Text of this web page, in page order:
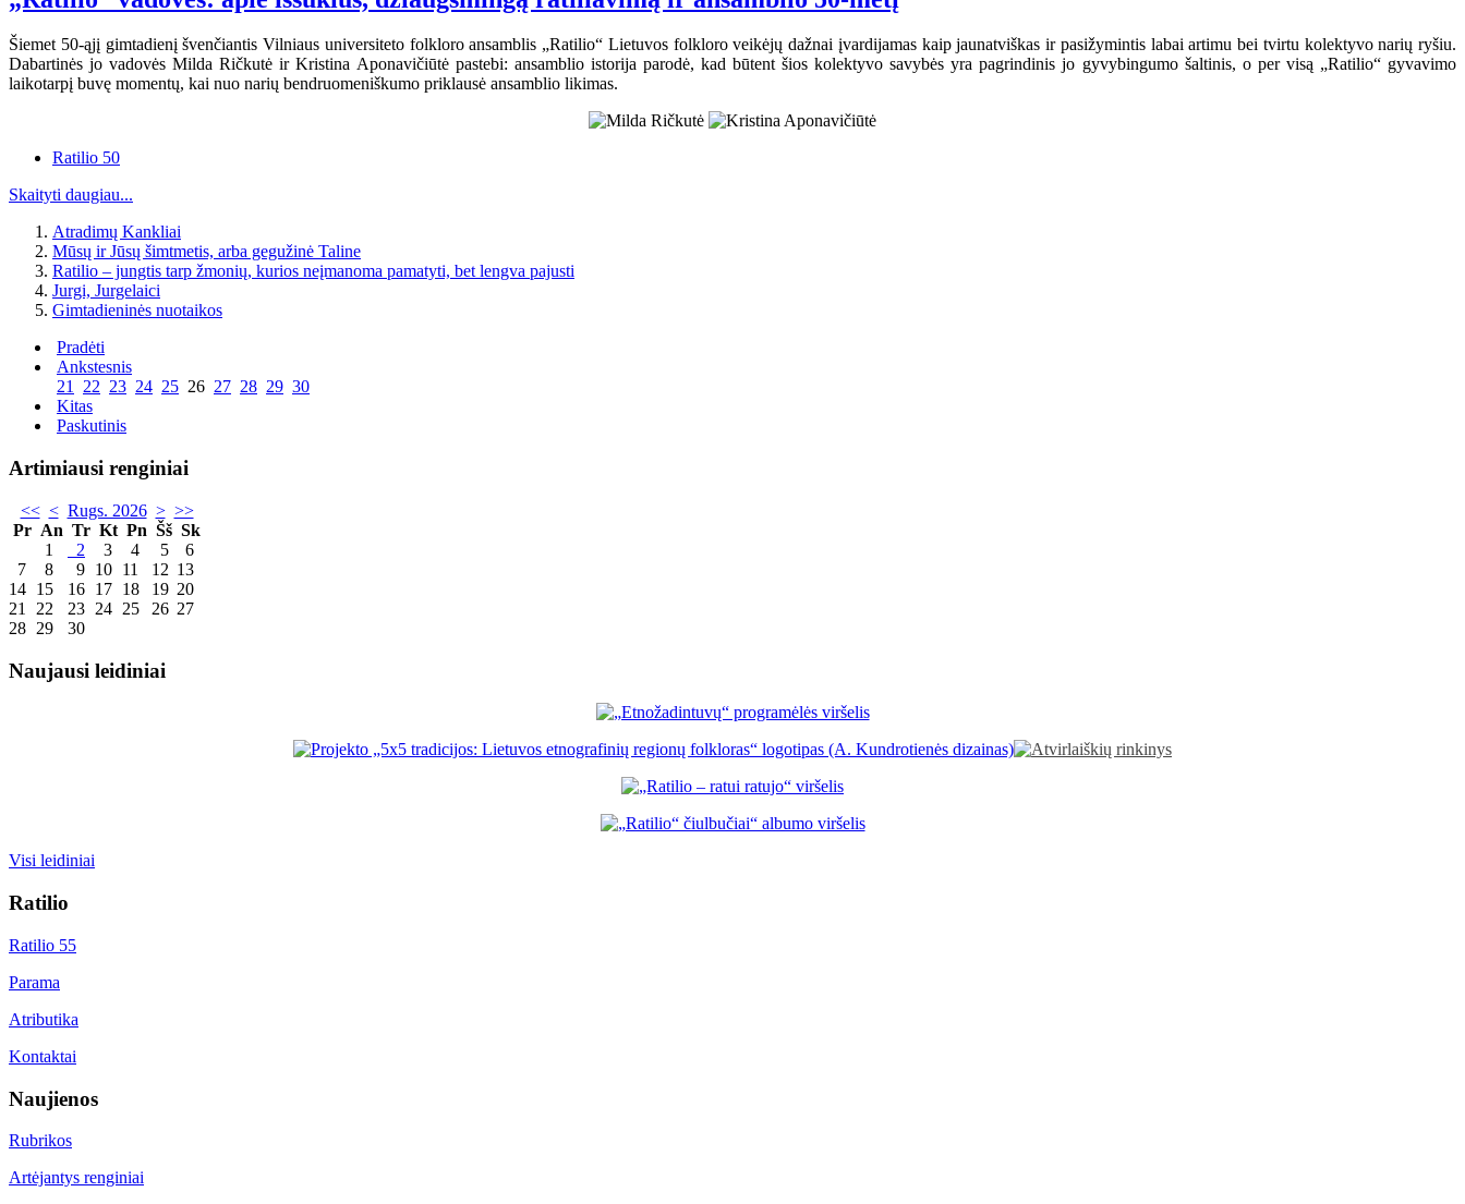
Šiemet 50-ąjį gimtadienį švenčiantis Vilniaus universiteto folkloro ansamblis „Ratilio“ Lietuvos folkloro veikėjų dažnai įvardijamas kaip jaunatviškas ir pasižymintis labai artimu bei tvirtu kolektyvo narių ryšiu.
Dabartinės jo vadovės Milda Ričkutė ir Kristina Aponavičiūtė pastebi: ansamblio istorija parodė, kad būtent šios kolektyvo savybės yra pagrindinis jo gyvybingumo šaltinis, o per visą „Ratilio“ gyvavimo
laikotarpį buvę momentų, kai nuo narių bendruomeniškumo priklausė ansamblio likimas.
Ratilio 50
Skaityti daugiau...
Atradimų Kankliai
Mūsų ir Jūsų šimtmetis, arba gegužinė Taline
Ratilio – jungtis tarp žmonių, kurios neįmanoma pamatyti, bet lengva pajusti
Jurgi, Jurgelaici
Gimtadieninės nuotaikos
Pradėti
Ankstesnis
21 22 23 24 25 26 27 28 29 30
Kitas
Paskutinis
Artimiausi renginiai
<< < Rugs. 2026 > >>
Pr An Tr Kt Pn Šš Sk
1
2 3 4 5
6
7
8 9 10 11 12 13
14 15 16 17 18 19 20
21
22 23 24 25 26 27
28 29 30
Naujausi leidiniai
Visi leidiniai
Ratilio
Ratilio 55
Parama
Atributika
Kontaktai
Naujienos
Rubrikos
Artėjantys renginiai